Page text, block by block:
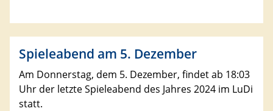
Spieleabend am 5. Dezember
Am Donnerstag, dem 5. Dezember, findet ab 18:03
Uhr der letzte Spieleabend des Jahres 2024 im LuDi
statt.